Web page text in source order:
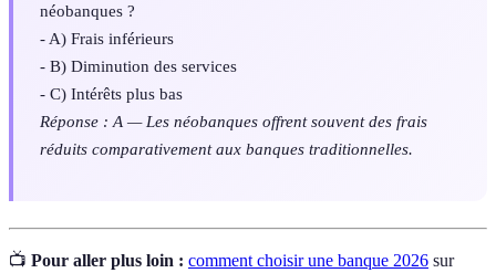
néobanques ?
- A) Frais inférieurs
- B) Diminution des services
- C) Intérêts plus bas
Réponse : A — Les néobanques offrent souvent des frais
réduits comparativement aux banques traditionnelles.
📺 Pour aller plus loin : comment choisir une banque 2026 sur